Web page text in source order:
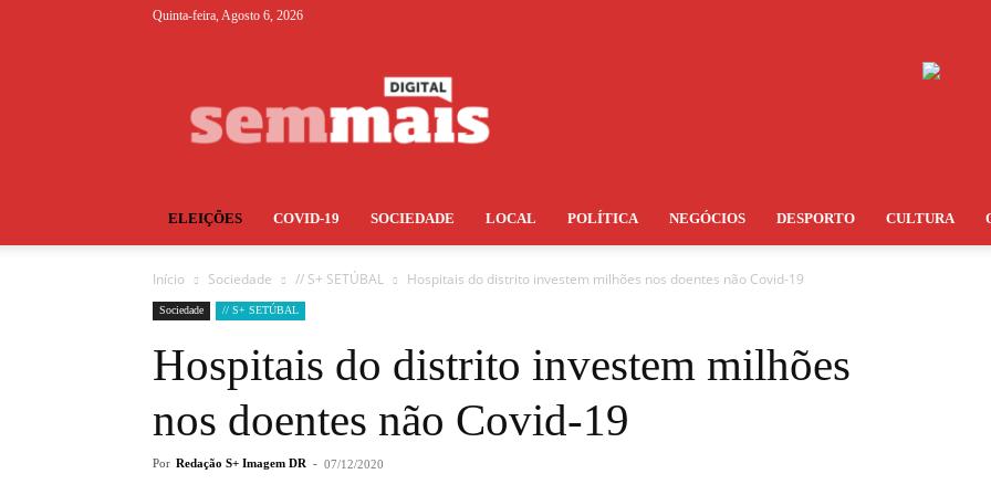
Quinta-feira, Agosto 6, 2026
ELEIÇÕES COVID-19 SOCIEDADE LOCAL POLÍTICA NEGÓCIOS DESPORTO CULTURA
Início Sociedade // S+ SETÚBAL Hospitais do distrito investem milhões nos doentes não Covid-19
Sociedade // S+ SETÚBAL
Hospitais do distrito investem milhões
nos doentes não Covid-19
Por Redação S+ Imagem DR - 07/12/2020